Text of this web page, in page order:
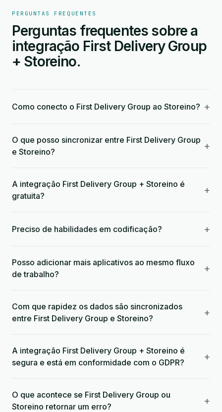
PERGUNTAS FREQUENTES
Perguntas frequentes sobre a
integração First Delivery Group
+ Storeino.
Como conecto o First Delivery Group ao Storeino? +
O que posso sincronizar entre First Delivery Group
e Storeino?
+
A integração First Delivery Group + Storeino é
gratuita?
+
Preciso de habilidades em codificação? +
Posso adicionar mais aplicativos ao mesmo fluxo
de trabalho?
+
Com que rapidez os dados são sincronizados
entre First Delivery Group e Storeino?
+
A integração First Delivery Group + Storeino é
segura e está em conformidade com o GDPR?
+
O que acontece se First Delivery Group ou
Storeino retornar um erro?
+